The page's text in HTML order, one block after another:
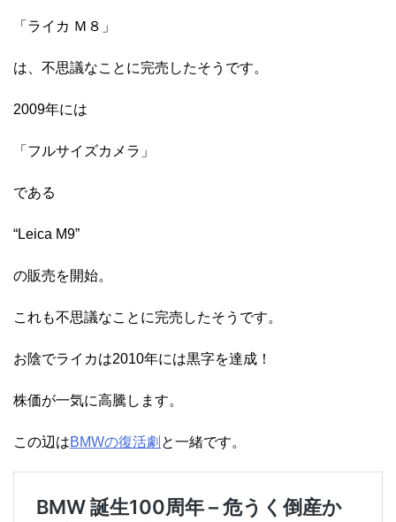
「ライカ Ｍ８」
は、不思議なことに完売したそうです。
2009年には
「フルサイズカメラ」
である
“Leica M9”
の販売を開始。
これも不思議なことに完売したそうです。
お陰でライカは2010年には黒字を達成！
株価が一気に高騰します。
この辺はBMWの復活劇 と一緒です。